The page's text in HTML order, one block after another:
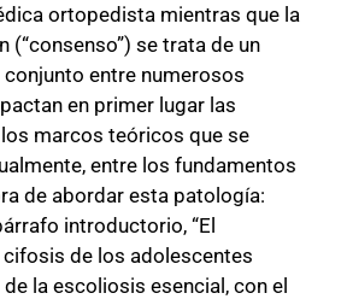
ortopedista mientras que la
(“consenso”) se trata de un
entre numerosos
en primer lugar las
marcos teóricos que se
entre los fundamentos
de abordar esta patología:
introductorio, “El
de los adolescentes
la escoliosis esencial, con el